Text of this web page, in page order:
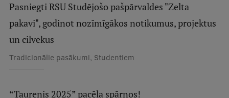
Uzņemšana
Praktiska informācija
Pasniegti RSU Studējošo pašpārvaldes "Zelta
pakavi", godinot nozīmīgākos notikumus, projektus
un cilvēkus
Tradicionālie pasākumi, Studentiem
“Taurenis 2025” pacēla spārnos!